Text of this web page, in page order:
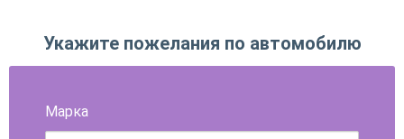
Укажите пожелания по автомобилю
Марка